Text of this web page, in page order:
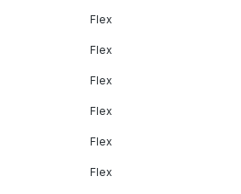
Flex
Flex
Flex
Flex
Flex
Flex